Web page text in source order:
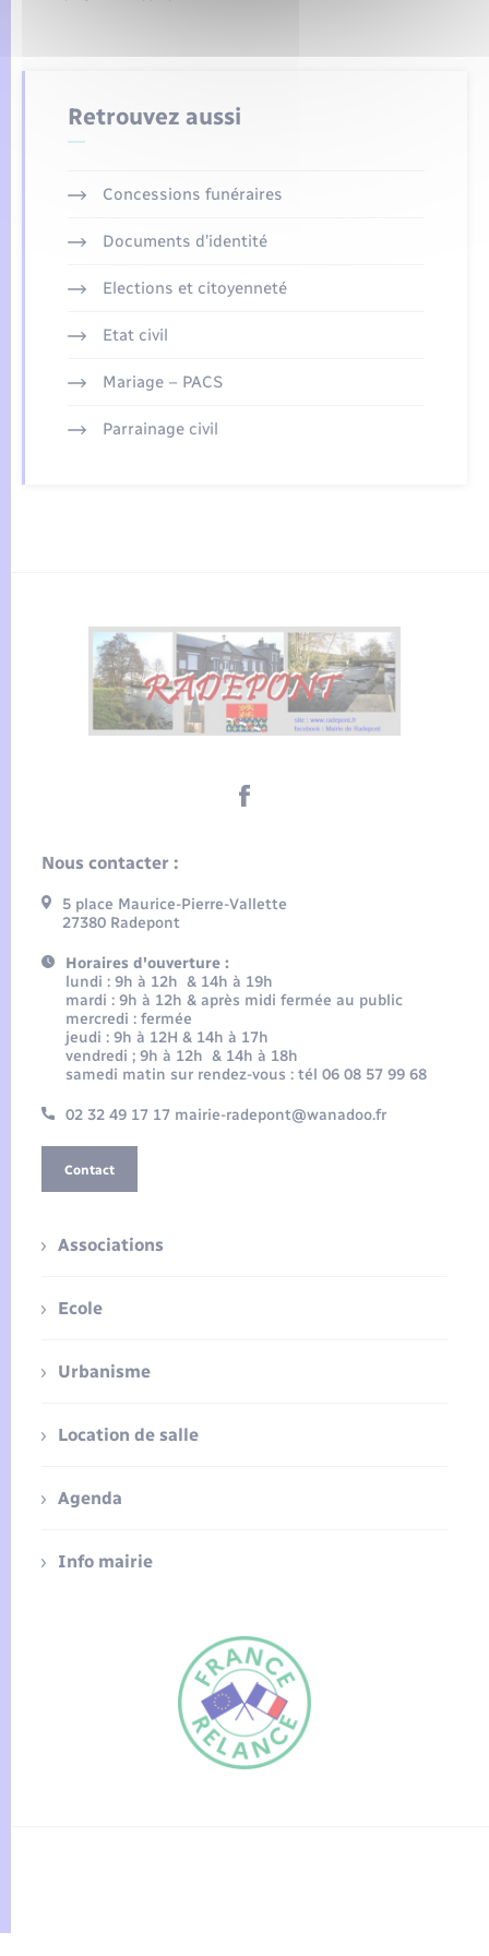
FR
Retrouvez aussi
Concessions funéraires
Documents d’identité
Elections et citoyenneté
Etat civil
Mariage – PACS
Parrainage civil
Nous contacter :
5 place Maurice-Pierre-Vallette
27380 Radepont
Horaires d'ouverture :
lundi : 9h à 12h & 14h à 19h
mardi : 9h à 12h & après midi fermée au public
mercredi : fermée
jeudi : 9h à 12H & 14h à 17h
vendredi ; 9h à 12h & 14h à 18h
samedi matin sur rendez-vous : tél 06 08 57 99 68
02 32 49 17 17 mairie-radepont@wanadoo.fr
Contact
Associations
Ecole
Urbanisme
Location de salle
Agenda
Info mairie